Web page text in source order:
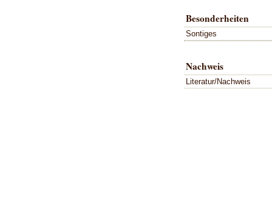
Besonderheiten
Sontiges
Nachweis
Literatur/Nachweis